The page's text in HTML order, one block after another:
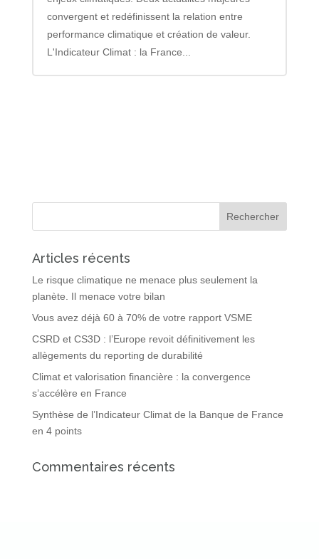
convergent et redéfinissent la relation entre
performance climatique et création de valeur.
L'Indicateur Climat : la France...
Articles récents
Le risque climatique ne menace plus seulement la
planète. Il menace votre bilan
Vous avez déjà 60 à 70% de votre rapport VSME
CSRD et CS3D : l’Europe revoit définitivement les
allègements du reporting de durabilité
Climat et valorisation financière : la convergence
s’accélère en France
Synthèse de l’Indicateur Climat de la Banque de France
en 4 points
Commentaires récents